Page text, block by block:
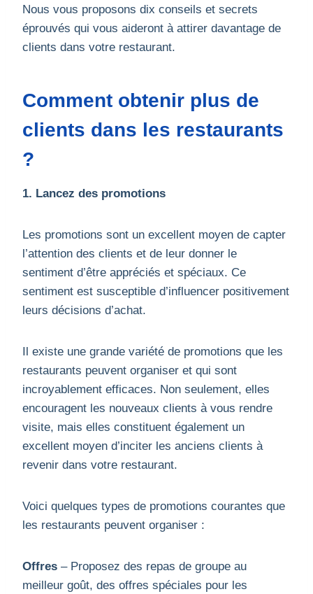
Nous vous proposons dix conseils et secrets
éprouvés qui vous aideront à attirer davantage de
clients dans votre restaurant.
Comment obtenir plus de
clients dans les restaurants
?
1. Lancez des promotions
Les promotions sont un excellent moyen de capter
l’attention des clients et de leur donner le
sentiment d’être appréciés et spéciaux. Ce
sentiment est susceptible d’influencer positivement
leurs décisions d’achat.
Il existe une grande variété de promotions que les
restaurants peuvent organiser et qui sont
incroyablement efficaces. Non seulement, elles
encouragent les nouveaux clients à vous rendre
visite, mais elles constituent également un
excellent moyen d’inciter les anciens clients à
revenir dans votre restaurant.
Voici quelques types de promotions courantes que
les restaurants peuvent organiser :
Offres – Proposez des repas de groupe au
meilleur goût, des offres spéciales pour les